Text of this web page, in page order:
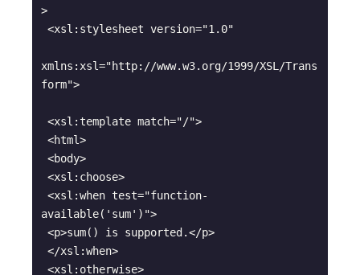
>
<xsl:stylesheet version="1.0"
xmlns:xsl="http://www.w3.org/1999/XSL/Trans
form">
<xsl:template match="/">
<html>
<body>
<xsl:choose>
available('sum')">
<p>sum() is supported.</p>
</xsl:when>
<xsl:otherwise>